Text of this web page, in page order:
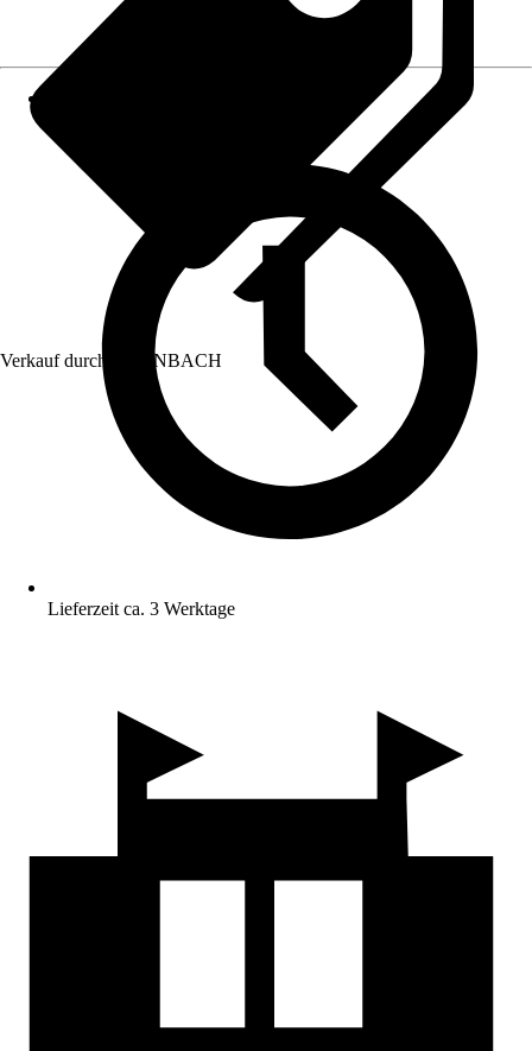
Verkauf durch: HORNBACH
Lieferzeit ca. 3 Werktage